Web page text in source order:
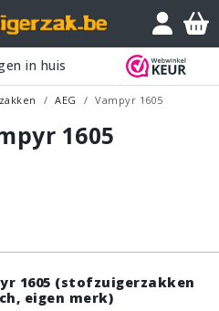
in huis
AEG Vampyr 1605
1605
1605 (stofzuigerzakken
eigen merk)